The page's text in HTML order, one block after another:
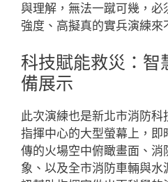
與理解，無法一蹴可幾，必
強度、高擬真的實兵演練來
科技賦能救災：智
備展示
此次演練也是新北市消防科
指揮中心的大型螢幕上，即
傳的火場空中俯瞰畫面、
象、以及全市消防車輛與